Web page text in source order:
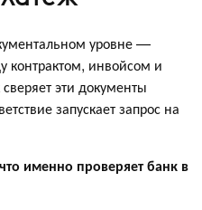
уровне —
контрактом, инвойсом и
эти документы
запускает запрос на
именно проверяет банк в